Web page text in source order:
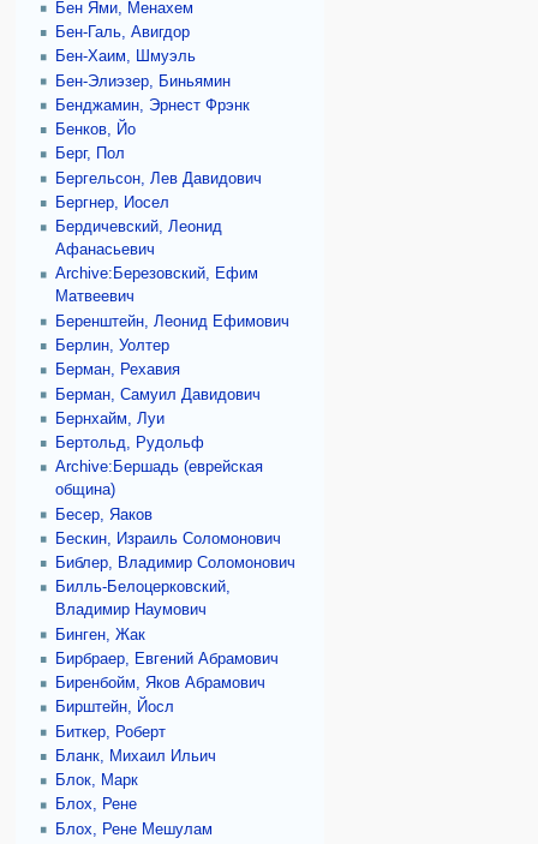
Бен Ями, Менахем
Бен-Галь, Авигдор
Бен-Хаим, Шмуэль
Бен-Элиэзер, Биньямин
Бенджамин, Эрнест Фрэнк
Бенков, Йо
Берг, Пол
Бергельсон, Лев Давидович
Бергнер, Иосел
Бердичевский, Леонид
Афанасьевич
Archive:Березовский, Ефим
Матвеевич
Беренштейн, Леонид Ефимович
Берлин, Уолтер
Берман, Рехавия
Берман, Самуил Давидович
Бернхайм, Луи
Бертольд, Рудольф
Archive:Бершадь (еврейская
община)
Бесер, Яаков
Бескин, Израиль Соломонович
Библер, Владимир Соломонович
Билль-Белоцерковский,
Владимир Наумович
Бинген, Жак
Бирбраер, Евгений Абрамович
Биренбойм, Яков Абрамович
Бирштейн, Йосл
Биткер, Роберт
Бланк, Михаил Ильич
Блок, Марк
Блох, Рене
Блох, Рене Мешулам